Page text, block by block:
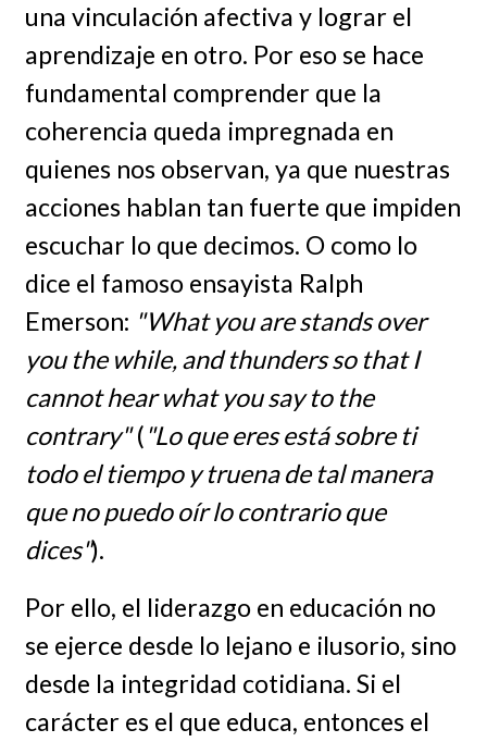
una vinculación afectiva y lograr el
aprendizaje en otro. Por eso se hace
fundamental comprender que la
coherencia queda impregnada en
quienes nos observan, ya que nuestras
acciones hablan tan fuerte que impiden
escuchar lo que decimos. O como lo
dice el famoso ensayista Ralph
Emerson: "What you are stands over
you the while, and thunders so that I
cannot hear what you say to the
contrary"("Lo que eres está sobre ti
todo el tiempo y truena de tal manera
que no puedo oír lo contrario que
dices").
Por ello, el liderazgo en educación no
se ejerce desde lo lejano e ilusorio, sino
desde la integridad cotidiana. Si el
carácter es el que educa, entonces el